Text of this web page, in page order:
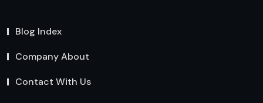
Blog Index
Company About
Contact With Us